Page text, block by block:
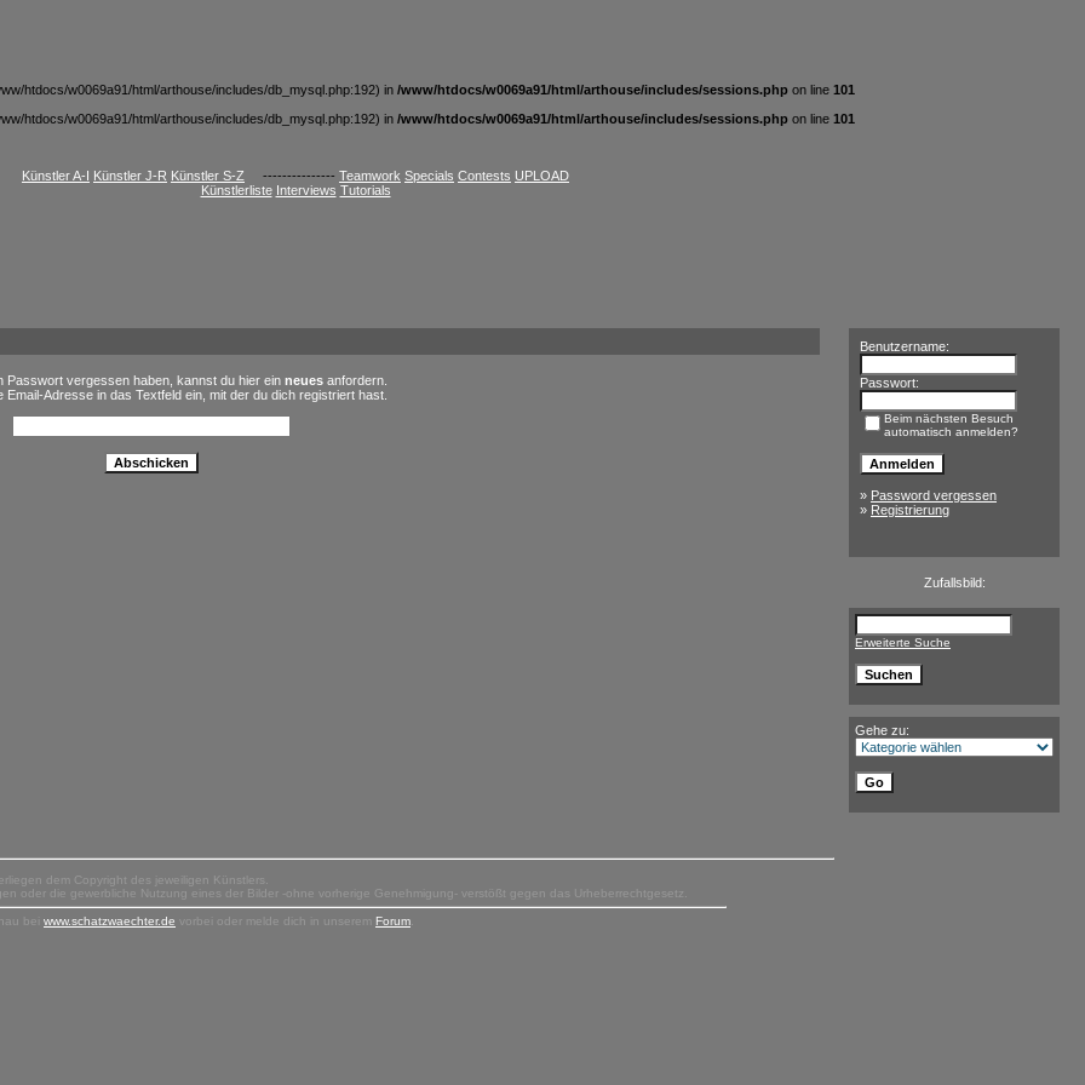
htdocs/w0069a91/html/arthouse/includes/db_mysql.php:192) in /www/htdocs/w0069a91/html/arthouse/includes/sessions.php on line 101
htdocs/w0069a91/html/arthouse/includes/db_mysql.php:192) in /www/htdocs/w0069a91/html/arthouse/includes/sessions.php on line 101
Künstler A-I Künstler J-R Künstler S-Z --------------- Teamwork Specials Contests UPLOAD
Künstlerliste Interviews Tutorials
Passwort vergessen haben, kannst du hier ein neues anfordern.
Email-Adresse in das Textfeld ein, mit der du dich registriert hast.
Benutzername:
Passwort:
Beim nächsten Besuch
automatisch anmelden?
» Password vergessen
» Registrierung
Zufallsbild:
Erweiterte Suche
Gehe zu:
dem Copyright des jeweiligen Künstlers.
oder die gewerbliche Nutzung eines der Bilder -ohne vorherige Genehmigung- verstößt gegen das Urheberrechtgesetz.
bei www.schatzwaechter.de vorbei oder melde dich in unserem Forum